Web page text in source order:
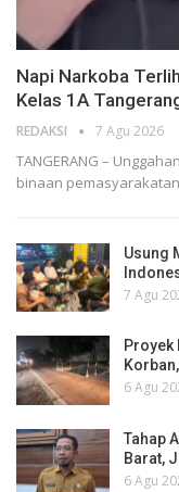
Napi Narkoba
Kelas 1A
REDAKSI 7 Agu 2026
TANGERANG –
binaan
Usung
7 Agu
Proyek
6 Agu
Tahap
Barat,
6 Agu